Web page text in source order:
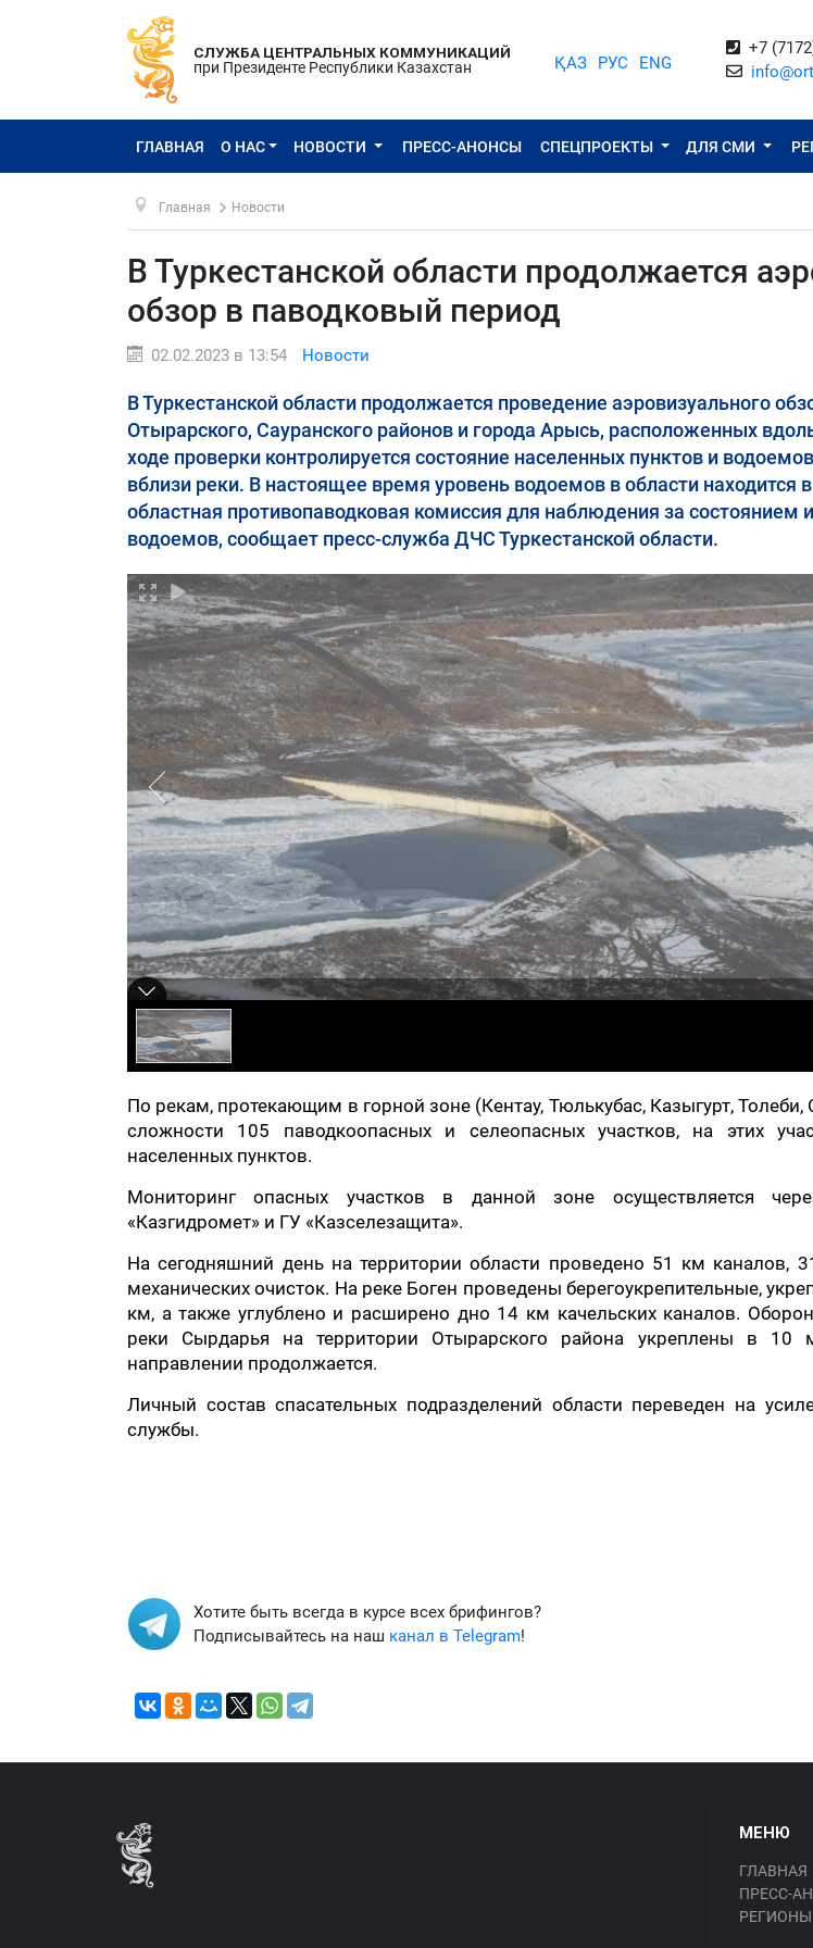
СЛУЖБА ЦЕНТРАЛЬНЫХ КОММУНИКАЦИЙ
при Президенте Республики Казахстан
ҚАЗ РУС ENG
+7
ГЛАВНАЯ О НАС НОВОСТИ ПРЕСС-АНОНСЫ СПЕЦПРОЕКТЫ ДЛЯ СМИ
Главная Новости
В Туркестанской области продолжается
обзор в паводковый период
02.02.2023 в 13:54 Новости
В Туркестанской области продолжается проведение аэровизуального
Отырарского, Сауранского районов и города Арысь, расположенных
ходе проверки контролируется состояние населенных пунктов и
вблизи реки. В настоящее время уровень водоемов в области находится
областная противопаводковая комиссия для наблюдения за состоянием
водоемов, сообщает пресс-служба ДЧС Туркестанской области.
По рекам, протекающим в горной зоне (Кентау, Тюлькубас, Казыгурт,
сложности 105 паводкоопасных и селеопасных участков, на этих
населенных пунктов.
Мониторинг опасных участков в данной зоне осуществляется
«Казгидромет» и ГУ «Казселезащита».
На сегодняшний день на территории области проведено 51 км каналов,
механических очисток. На реке Боген проведены берегоукрепительные,
км, а также углублено и расширено дно 14 км качельских каналов.
реки Сырдарья на территории Отырарского района укреплены в 10
направлении продолжается.
Личный состав спасательных подразделений области переведен на
службы.
Хотите быть всегда в курсе всех брифингов?
Подписывайтесь на наш канал в Telegram!
МЕНЮ
ГЛАВНАЯ
ПРЕСС-
РЕГИОНЫ